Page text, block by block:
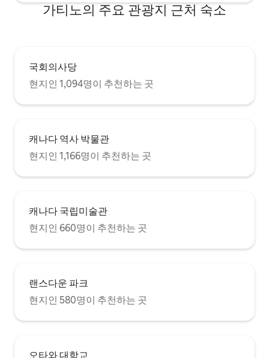
가티노의 주요 관광지 근처 숙소
국회의사당
현지인 1,094명이 추천하는 곳
캐나다 역사 박물관
현지인 1,166명이 추천하는 곳
캐나다 국립미술관
현지인 660명이 추천하는 곳
랜스다운 파크
현지인 580명이 추천하는 곳
오타와 대학교